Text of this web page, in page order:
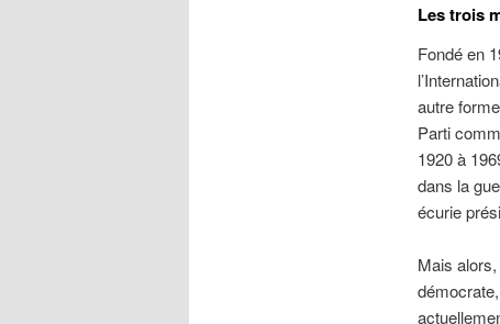
Les trois
Fondé en
autre
Parti
1920 à
dans la
écurie
Mais alors,